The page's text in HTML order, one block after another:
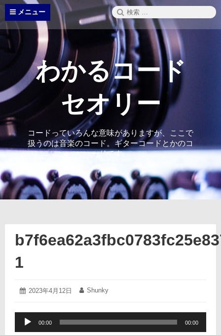
コ
テ
ン
ッ
プ
メニュー
検
索:
わかるコード
セオリー
コードっていろんな意味がありますが、ここで
扱うのは音楽のコード。ギターコードとかのコ
ードです。
1
投
2023年4月12日
2023
月
12
日
投
Shunky
00:00 00:00